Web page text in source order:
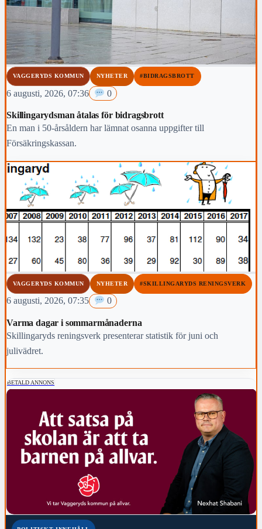
VAGGERYDS KOMMUN NYHETER #BIDRAGSBROTT
6 augusti, 2026, 07:36 0
Skillingarydsman åtalas för bidragsbrott
En man i 50-årsåldern har lämnat osanna uppgifter till
Försäkringskassan.
VAGGERYDS KOMMUN NYHETER #SKILLINGARYDS RENINGSVERK
6 augusti, 2026, 07:35 0
Varma dagar i sommarmånaderna
Skillingaryds reningsverk presenterar statistik för juni och
julivädret.
BETALD ANNONS